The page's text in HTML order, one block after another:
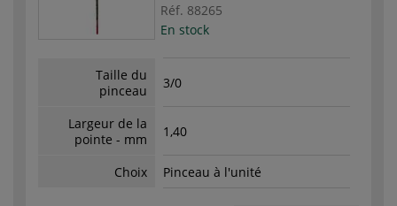
Réf. 88265
En stock
Taille du
pinceau
3/0
Largeur de la
pointe - mm
1,40
Choix Pinceau à l'unité